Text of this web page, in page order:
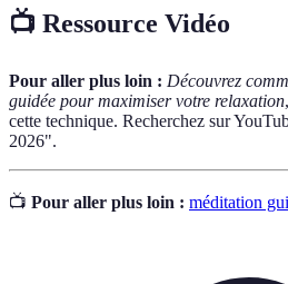
📺 Ressource Vidéo
Pour aller plus loin : Découvrez
guidée pour maximiser votre relaxation
cette technique. Recherchez sur
2026".
📺 Pour aller plus loin : méditation